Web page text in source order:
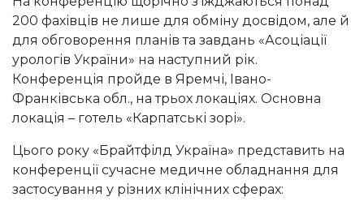
200 фахівців не лише для обміну досвідом, але й
для обговорення планів та завдань «Асоціації
урологів України» на наступний рік.
Конференція пройде в Яремчі, Івано-
Франківська обл., на трьох локаціях. Основна
локація – готель «Карпатські зорі».
Цього року «Брайтфілд Україна» представить на
конференції сучасне медичне обладнання для
застосування у різних клінічних сферах: